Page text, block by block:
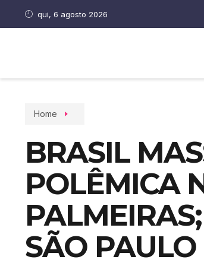
qui, 6 agosto 2026
Home
BRASIL
POLÊMICA
SÃO